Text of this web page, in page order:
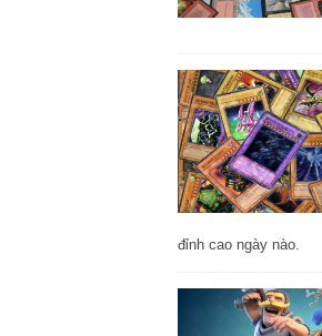
đỉnh cao ngày nào.